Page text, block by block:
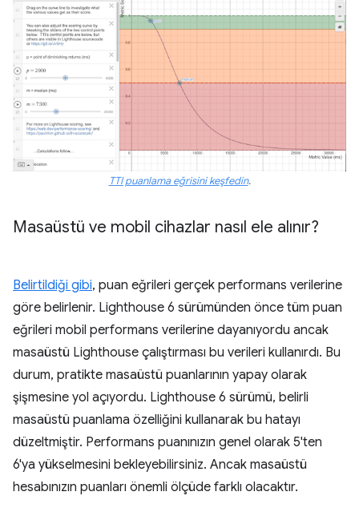
TTI puanlama eğrisini keşfedin.
Masaüstü ve mobil cihazlar nasıl ele alınır?
Belirtildiği gibi, puan eğrileri gerçek performans verilerine
göre belirlenir. Lighthouse 6 sürümünden önce tüm puan
eğrileri mobil performans verilerine dayanıyordu ancak
masaüstü Lighthouse çalıştırması bu verileri kullanırdı. Bu
durum, pratikte masaüstü puanlarının yapay olarak
şişmesine yol açıyordu. Lighthouse 6 sürümü, belirli
masaüstü puanlama özelliğini kullanarak bu hatayı
düzeltmiştir. Performans puanınızın genel olarak 5'ten
6'ya yükselmesini bekleyebilirsiniz. Ancak masaüstü
hesabınızın puanları önemli ölçüde farklı olacaktır.